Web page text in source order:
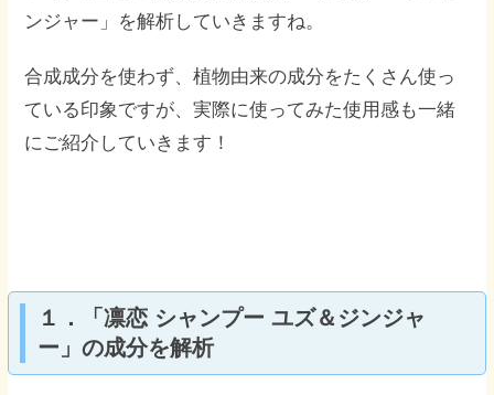
ンジャー」を解析していきますね。
合成成分を使わず、植物由来の成分をたくさん使っ
ている印象ですが、実際に使ってみた使用感も一緒
にご紹介していきます！
１．「凛恋 シャンプー ユズ＆ジンジャ
ー」の成分を解析